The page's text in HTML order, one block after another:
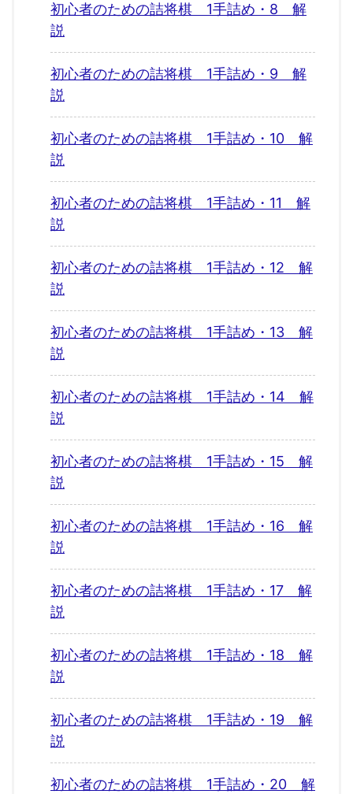
初心者のための詰将棋 1手詰め・8 解
説
初心者のための詰将棋 1手詰め・9 解
説
初心者のための詰将棋 1手詰め・10 解
説
初心者のための詰将棋 1手詰め・11 解
説
初心者のための詰将棋 1手詰め・12 解
説
初心者のための詰将棋 1手詰め・13 解
説
初心者のための詰将棋 1手詰め・14 解
説
初心者のための詰将棋 1手詰め・15 解
説
初心者のための詰将棋 1手詰め・16 解
説
初心者のための詰将棋 1手詰め・17 解
説
初心者のための詰将棋 1手詰め・18 解
説
初心者のための詰将棋 1手詰め・19 解
説
初心者のための詰将棋 1手詰め・20 解